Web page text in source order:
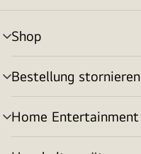
Shop
Menü
umschalten
Bestellung stornieren
Menü
umschalten
Home Entertainment
Menü
umschalten